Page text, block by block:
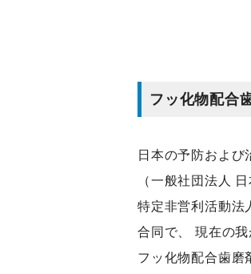
フッ化物配合
日本の予防および
（一般社団法人
特定非営利活動法
合同で、 現在の
フッ化物配合歯磨